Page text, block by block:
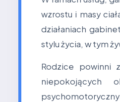
wzrostu i masy
działaniach
stylu życia, w tym
Rodzice powinni
niepokojących